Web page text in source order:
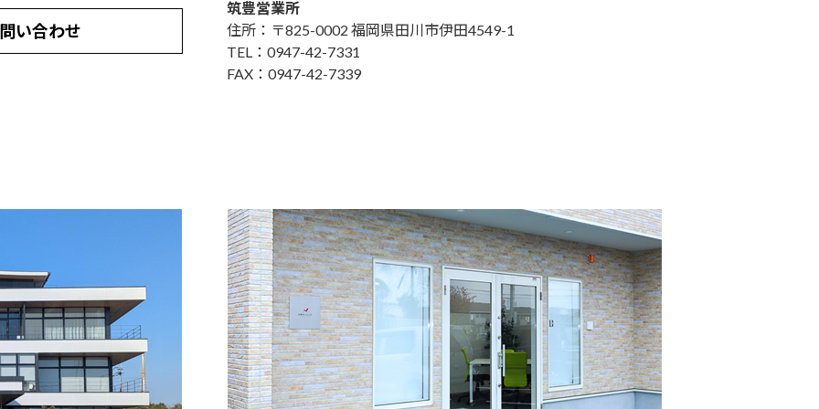
い合わせ
筑豊営業所
住所：〒825-0002 福岡県田川市伊田4549-1
TEL：0947-42-7331
FAX：0947-42-7339